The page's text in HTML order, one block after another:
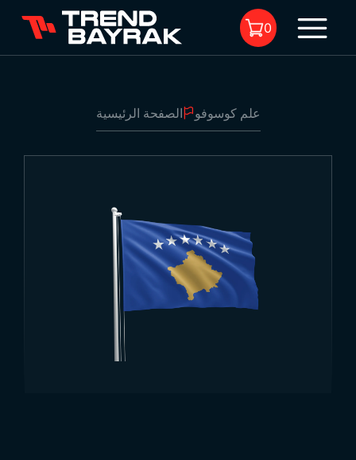
0
الصفحة الرئيسية علم كوسوفو